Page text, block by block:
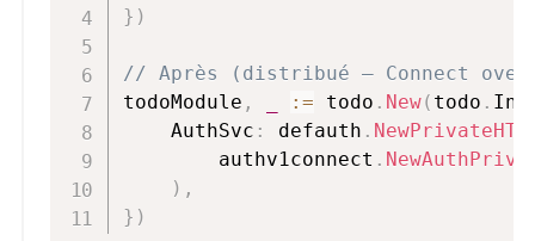
} )
// Après (distribué — Connect over
todoModule , := todo . New( todo .
    AuthSvc
: defauth .
        authv1connect
.
) ,
} )